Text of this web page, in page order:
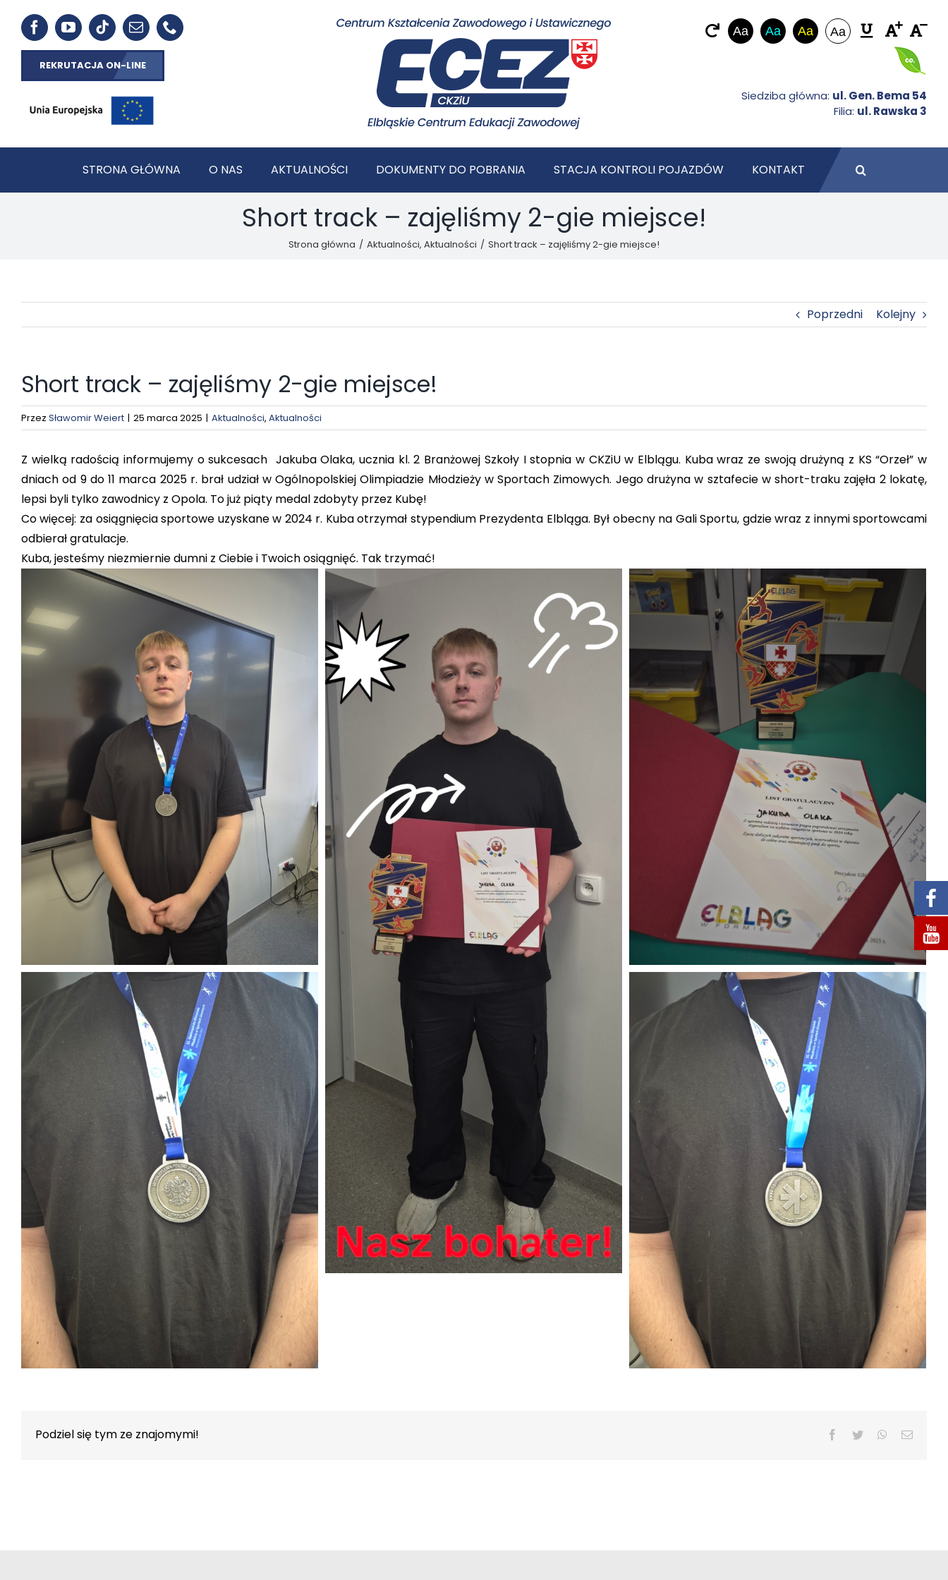
REKRUTACJA ON-LINE
Aa Aa Aa Aa
Siedziba główna: ul. Gen. Bema 54
Filia: ul. Rawska 3
STRONA GŁÓWNA O NAS AKTUALNOŚCI DOKUMENTY DO POBRANIA STACJA KONTROLI POJAZDÓW KONTAKT
Short track – zajęliśmy 2-gie miejsce!
Strona główna / Aktualności, Aktualności / Short track – zajęliśmy 2-gie miejsce!
Poprzedni Kolejny
Short track – zajęliśmy 2-gie miejsce!
Przez Sławomir Weiert | 25 marca 2025 | Aktualności, Aktualności
Z wielką radością informujemy o sukcesach Jakuba Olaka, ucznia kl. 2 Branżowej Szkoły I stopnia w CKZiU w Elblągu. Kuba wraz ze swoją drużyną z KS “Orzeł” w
dniach od 9 do 11 marca 2025 r. brał udział w Ogólnopolskiej Olimpiadzie Młodzieży w Sportach Zimowych. Jego drużyna w sztafecie w short-traku zajęła 2 lokatę,
lepsi byli tylko zawodnicy z Opola. To już piąty medal zdobyty przez Kubę!
Co więcej: za osiągnięcia sportowe uzyskane w 2024 r. Kuba otrzymał stypendium Prezydenta Elbląga. Był obecny na Gali Sportu, gdzie wraz z innymi sportowcami
odbierał gratulacje.
Kuba, jesteśmy niezmiernie dumni z Ciebie i Twoich osiągnięć. Tak trzymać!
Podziel się tym ze znajomymi! Facebook
Twitter WhatsApp
Email